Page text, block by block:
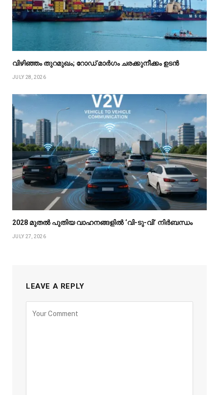
വിഴിഞ്ഞം തുറമുഖം; റോഡ് മാർഗം ചരക്കുനീക്കം ഉടൻ
JULY 28, 2026
2028 മുതൽ പുതിയ വാഹനങ്ങളിൽ ‘വി-ടു-വി’ നിർബന്ധം
JULY 27, 2026
LEAVE A REPLY